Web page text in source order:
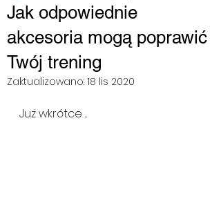
Jak odpowiednie
akcesoria mogą poprawić
Twój trening
Zaktualizowano: 18 lis 2020
Już wkrótce ...